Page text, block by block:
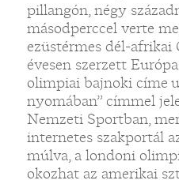
pillangón, négy
másodperccel verte
ezüstérmes dél-afrikai
évesen szerzett
olimpiai bajnoki címe
nyomában” címmel
Nemzeti Sportban,
internetes szakportál
múlva, a londoni
okozhat az amerikai